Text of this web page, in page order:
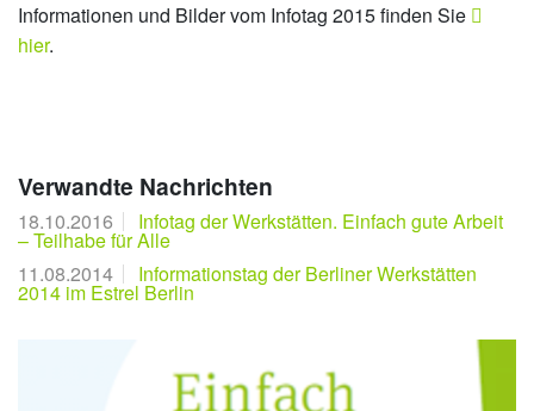
Informationen und Bilder vom Infotag 2015 finden Sie
hier.
Verwandte Nachrichten
18.10.2016 Infotag der Werkstätten. Einfach gute Arbeit
– Teilhabe für Alle
11.08.2014
Informationstag der Berliner Werkstätten
2014 im Estrel Berlin